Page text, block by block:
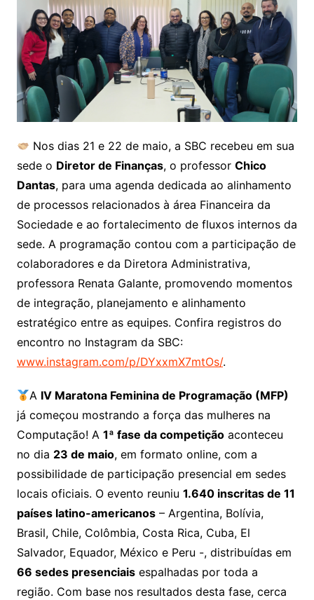
Nos dias 21 e 22 de maio, a SBC recebeu em sua
sede o Diretor de Finanças, o professor Chico
Dantas, para uma agenda dedicada ao alinhamento
de processos relacionados à área Financeira da
Sociedade e ao fortalecimento de fluxos internos da
sede. A programação contou com a participação de
colaboradores e da Diretora Administrativa,
professora Renata Galante, promovendo momentos
de integração, planejamento e alinhamento
estratégico entre as equipes. Confira registros do
encontro no Instagram da SBC:
www.instagram.com/p/DYxxmX7mtOs/.
A IV Maratona Feminina de Programação (MFP)
já começou mostrando a força das mulheres na
Computação! A 1ª fase da competiçãoaconteceu
no dia 23 de maio, em formato online, com a
possibilidade de participação presencial em sedes
locais oficiais. O evento reuniu 1.640 inscritas de 11
países latino-americanos– Argentina, Bolívia,
Brasil, Chile, Colômbia, Costa Rica, Cuba, El
Salvador, Equador, México e Peru -, distribuídas em
66 sedes presenciaisespalhadas por toda a
região. Com base nos resultados desta fase, cerca